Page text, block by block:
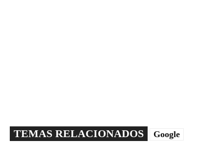
TEMAS RELACIONADOS
Google